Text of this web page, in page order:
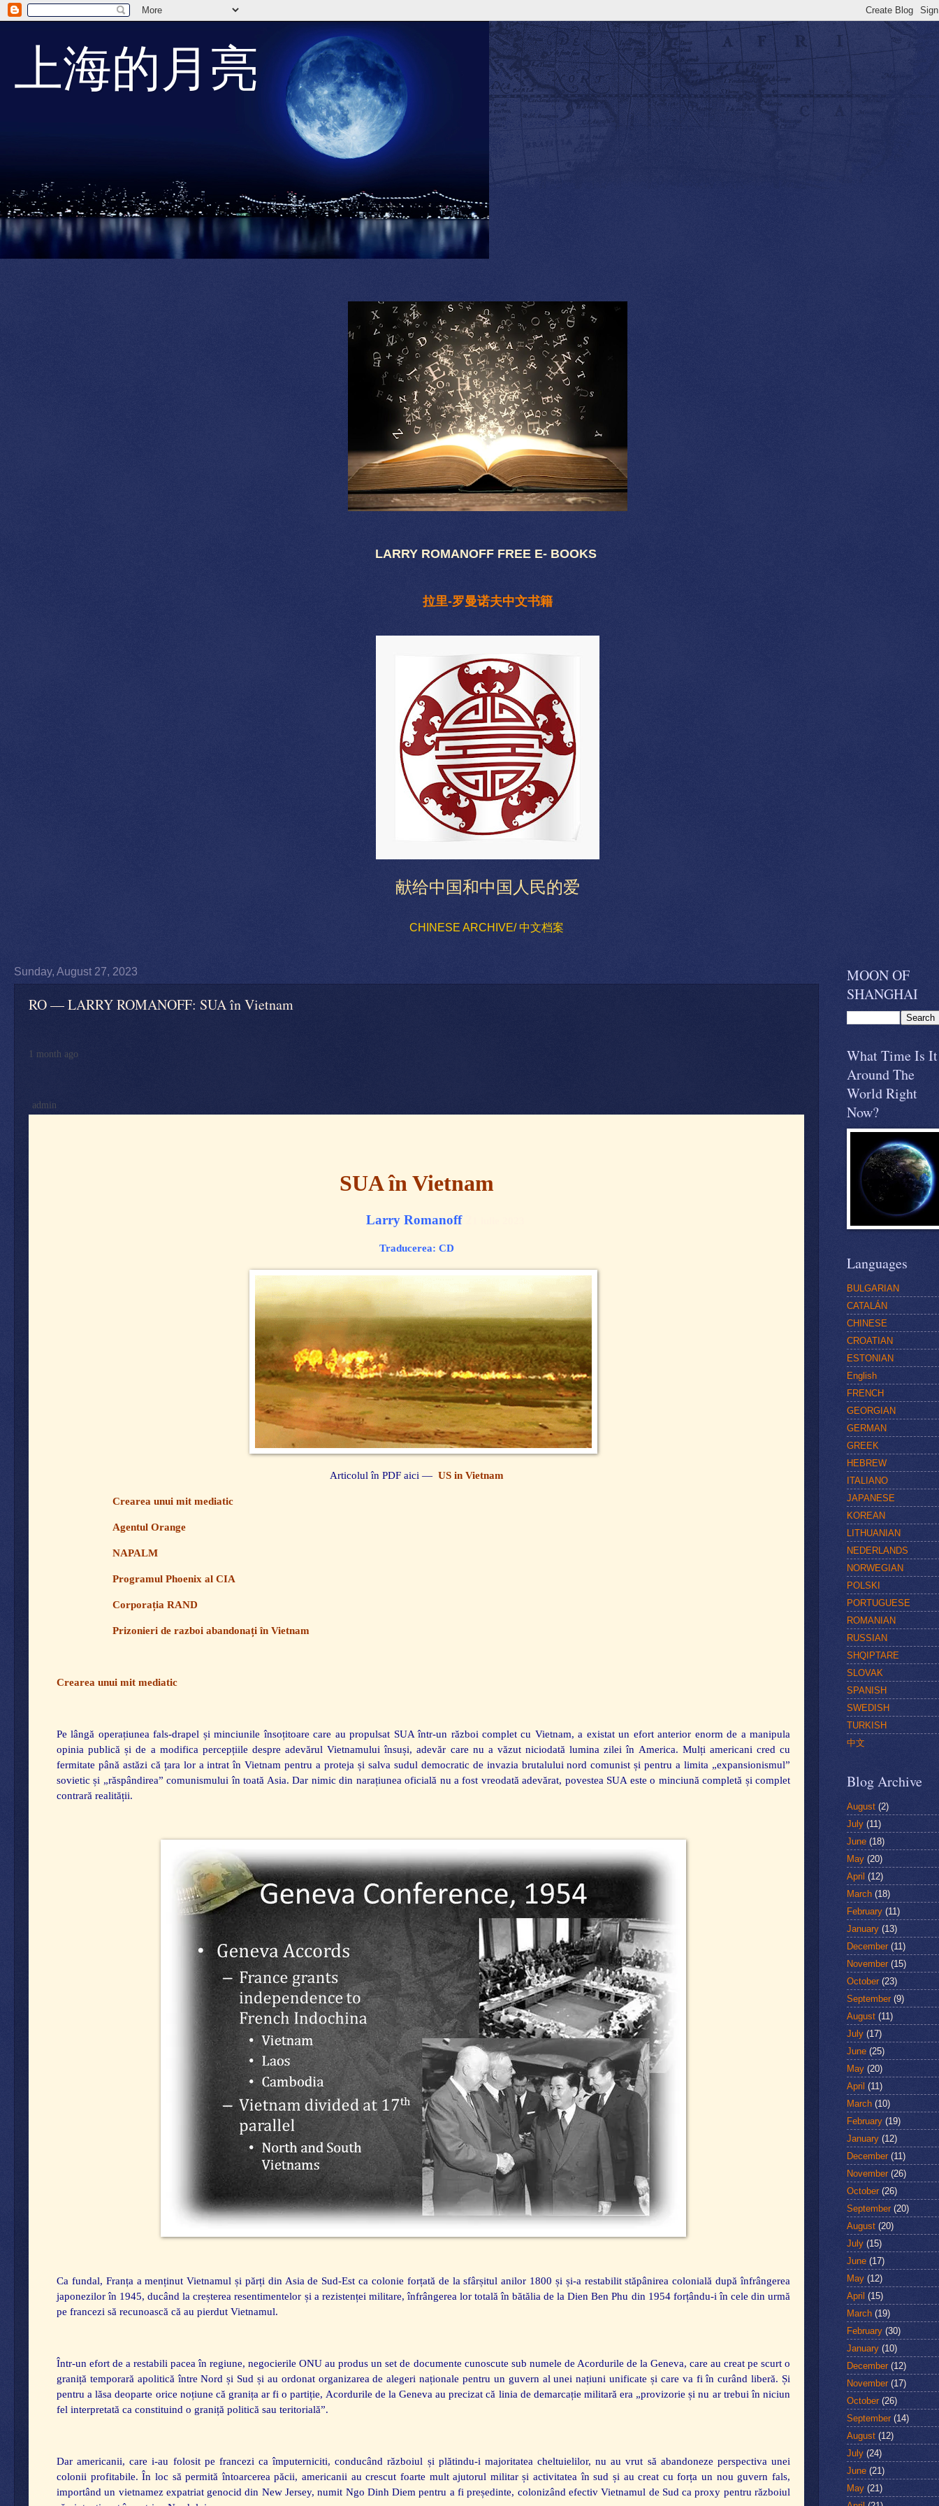
上海的月亮
LARRY ROMANOFF FREE E- BOOKS
拉里-罗曼诺夫中文书籍
献给中国和中国人民的爱
CHINESE ARCHIVE/ 中文档案
Sunday, August 27, 2023
RO — LARRY ROMANOFF: SUA în Vietnam
1 month ago
admin
SUA în Vietnam
Larry Romanoff
Traducerea: CD
Articolul în PDF aici — US in Vietnam
Crearea unui mit mediatic
Agentul Orange
NAPALM
Programul Phoenix al CIA
Corporația RAND
Prizonieri de razboi abandonați în Vietnam
Crearea unui mit mediatic
Pe lângă operațiunea fals-drapel și minciunile însoțitoare care au propulsat SUA într-un război complet cu Vietnam, a existat un efort anterior enorm de a manipula
opinia publică și de a modifica percepțiile despre adevărul Vietnamului însuși, adevăr care nu a văzut niciodată lumina zilei în America. Mulți americani cred cu
fermitate până astăzi că țara lor a intrat în Vietnam pentru a proteja și salva sudul democratic de invazia brutalului nord comunist și pentru a limita „expansionismul”
sovietic și „răspândirea” comunismului în toată Asia. Dar nimic din narațiunea oficială nu a fost vreodată adevărat, povestea SUA este o minciună completă și complet
contrară realității.
Ca fundal, Franța a menținut Vietnamul și părți din Asia de Sud-Est ca colonie forțată de la sfârșitul anilor 1800 și și-a restabilit stăpânirea colonială după înfrângerea
japonezilor în 1945, ducând la creșterea resentimentelor și a rezistenței militare, înfrângerea lor totală în bătălia de la Dien Ben Phu din 1954 forțându-i în cele din urmă
pe francezi să recunoască că au pierdut Vietnamul.
Într-un efort de a restabili pacea în regiune, negocierile ONU au produs un set de documente cunoscute sub numele de Acordurile de la Geneva, care au creat pe scurt o
graniță temporară apolitică între Nord și Sud și au ordonat organizarea de alegeri naționale pentru un guvern al unei națiuni unificate și care va fi în curând liberă. Și
pentru a lăsa deoparte orice noțiune că granița ar fi o partiție, Acordurile de la Geneva au precizat că linia de demarcație militară era „provizorie și nu ar trebui în niciun
fel interpretată ca constituind o graniță politică sau teritorială”.
Dar americanii, care i-au folosit pe francezi ca împuterniciti, conducând războiul și plătindu-i majoritatea cheltuielilor, nu au vrut să abandoneze perspectiva unei
colonii profitabile. În loc să permită întoarcerea păcii, americanii au crescut foarte mult ajutorul militar și activitatea în sud și au creat cu forța un nou guvern fals,
importând un vietnamez expatriat genocid din New Jersey, numit Ngo Dinh Diem pentru a fi președinte, colonizând efectiv Vietnamul de Sud ca proxy pentru războiul
MOON OF
SHANGHAI
What Time Is It
Around The
World Right
Now?
Languages
BULGARIAN
CATALÁN
CHINESE
CROATIAN
ESTONIAN
English
FRENCH
GEORGIAN
GERMAN
GREEK
HEBREW
ITALIANO
JAPANESE
KOREAN
LITHUANIAN
NEDERLANDS
NORWEGIAN
POLSKI
PORTUGUESE
ROMANIAN
RUSSIAN
SHQIPTARE
SLOVAK
SPANISH
SWEDISH
TURKISH
中文
Blog Archive
August (2)
July (11)
June (18)
May (20)
April (12)
March (18)
February (11)
January (13)
December(11)
November(15)
October(23)
September(9)
August (11)
July (17)
June (25)
May (20)
April (11)
March (10)
February (19)
January (12)
December(11)
November(26)
October(26)
September(20)
August (20)
July (15)
June (17)
May (12)
April (15)
March (19)
February (30)
January (10)
December(12)
November(17)
October(26)
September(14)
August (12)
July (24)
June (21)
May (21)